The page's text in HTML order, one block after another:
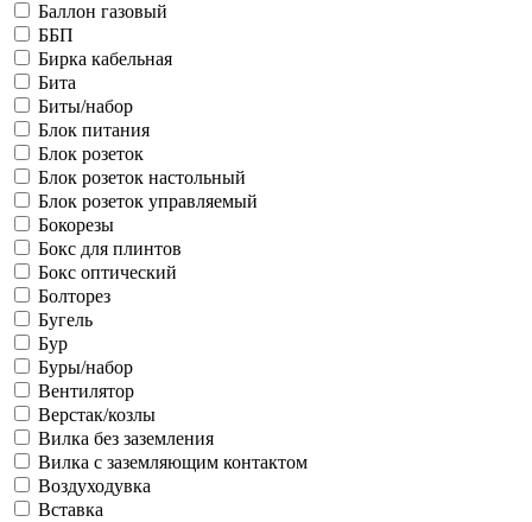
Баллон газовый
ББП
Бирка кабельная
Бита
Биты/набор
Блок питания
Блок розеток
Блок розеток настольный
Блок розеток управляемый
Бокорезы
Бокс для плинтов
Бокс оптический
Болторез
Бугель
Бур
Буры/набор
Вентилятор
Верстак/козлы
Вилка без заземления
Вилка с заземляющим контактом
Воздуходувка
Вставка